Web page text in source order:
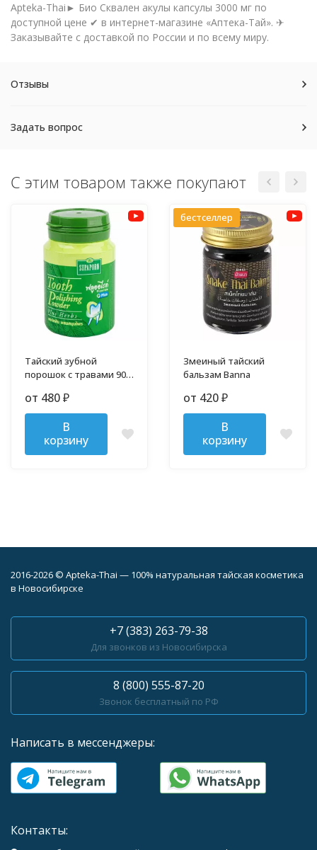
Apteka-Thai► Био Сквален акулы капсулы 3000 мг по
доступной цене ✔ в интернет-магазине «Аптека-Тай». ✈
Заказывайте с доставкой по России и по всему миру.
Отзывы
Задать вопрос
С этим товаром также покупают
Тайский зубной
порошок с травами 90
от 480 ₽
В
корзину
бестселлер
Змеиный тайский
бальзам Banna
от 420 ₽
В
корзину
2016-2026 © Apteka-Thai — 100% натуральная тайская косметика
в Новосибирске
+7 (383) 263-79-38
Для звонков из Новосибирска
8 (800) 555-87-20
Звонок бесплатный по РФ
Написать в мессенджеры:
Контакты: